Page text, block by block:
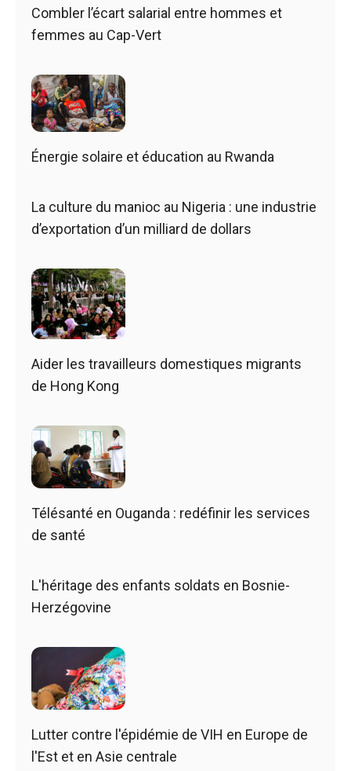
Combler l’écart salarial entre hommes et
femmes au Cap-Vert
Énergie solaire et éducation au Rwanda
La culture du manioc au Nigeria : une industrie
d’exportation d’un milliard de dollars
Aider les travailleurs domestiques migrants
de Hong Kong
Télésanté en Ouganda : redéfinir les services
de santé
L'héritage des enfants soldats en Bosnie-
Herzégovine
Lutter contre l'épidémie de VIH en Europe de
l'Est et en Asie centrale